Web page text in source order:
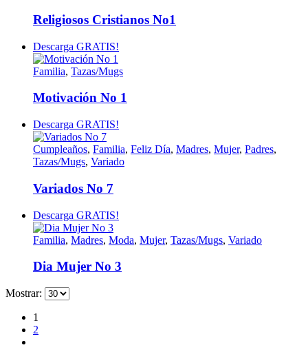
Religiosos Cristianos No1
Descarga GRATIS!
Familia, Tazas/Mugs
Motivación No 1
Descarga GRATIS!
Cumpleaños, Familia, Feliz Día, Madres, Mujer, Padres,
Tazas/Mugs, Variado
Variados No 7
Descarga GRATIS!
Familia, Madres, Moda, Mujer, Tazas/Mugs, Variado
Dia Mujer No 3
Mostrar:
1
2